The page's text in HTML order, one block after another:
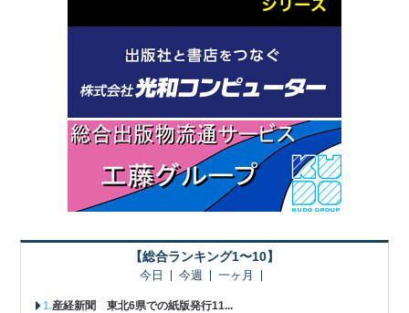
【総合ランキング1〜10】
今日 今週 一ヶ月
産経新聞 東北6県での紙版発行11...